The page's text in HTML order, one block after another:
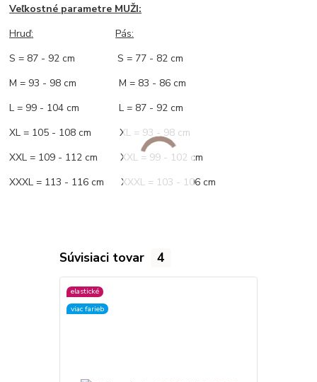
Veľkostné parametre MUŽI:
Hruď:
Pás:
S = 87 - 92 cm S = 77 - 82 cm
M = 93 - 98 cm M = 83 - 86 cm
L = 99 - 104 cm L = 87 - 92 cm
XL = 105 - 108 cm XL = 93 - 98 cm
XXL = 109 - 112 cm XXL = 99 - 102 cm
XXXL = 113 - 116 cm XXXL = 103 - 106 cm
Súvisiaci tovar 4
elastické
viac farieb